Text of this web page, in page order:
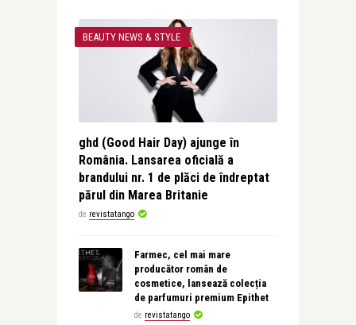
BEAUTY NEWS & STYLE
ghd (Good Hair Day) ajunge în
România. Lansarea oficială a
brandului nr. 1 de plăci de îndreptat
părul din Marea Britanie
de revistatango
Farmec, cel mai mare
producător român de
cosmetice, lansează colecția
de parfumuri premium Epithet
de revistatango